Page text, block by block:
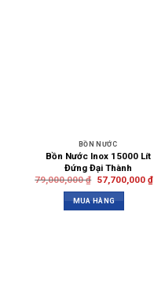
BỒN NƯỚC
Bồn Nước Inox 15000 Lít
Đứng Đại Thành
79,000,000₫ 57,700,000 ₫
MUA HÀNG